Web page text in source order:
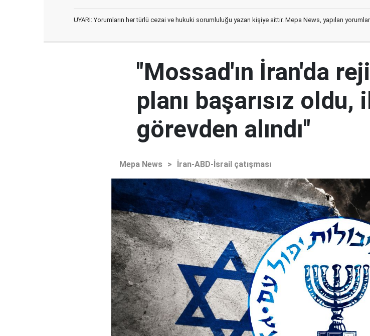
UYARI: Yorumların her türlü cezai ve hukuki sorumluluğu yazan kişiye aittir. Mepa News, yapılan
"Mossad'ın İran'da
planı başarısız
görevden alındı"
Mepa News > İran-ABD-İsrail çatışması